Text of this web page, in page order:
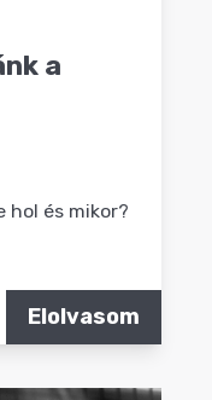
a
hol és mikor?
Elolvasom